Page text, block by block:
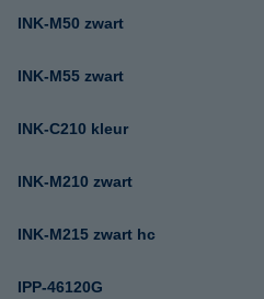
INK-M50 zwart
INK-M55 zwart
INK-C210 kleur
INK-M210 zwart
INK-M215 zwart hc
IPP-46120G